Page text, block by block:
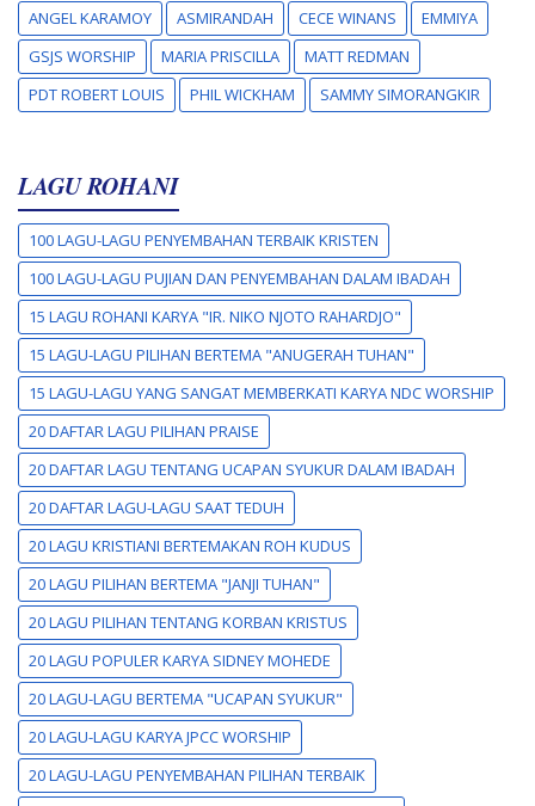
ANGEL KARAMOY
ASMIRANDAH CECE WINANS
EMMIYA
GSJS WORSHIP
MARIA PRISCILLA
MATT REDMAN
PDT ROBERT LOUIS
PHIL WICKHAM SAMMY SIMORANGKIR
LAGU ROHANI
100 LAGU-LAGU PENYEMBAHAN TERBAIK KRISTEN
100 LAGU-LAGU PUJIAN DAN PENYEMBAHAN DALAM IBADAH
15 LAGU ROHANI KARYA "IR. NIKO NJOTO RAHARDJO"
15 LAGU-LAGU PILIHAN BERTEMA "ANUGERAH TUHAN"
15 LAGU-LAGU YANG SANGAT MEMBERKATI KARYA NDC WORSHIP
20 DAFTAR LAGU PILIHAN PRAISE
20 DAFTAR LAGU TENTANG UCAPAN SYUKUR DALAM IBADAH
20 DAFTAR LAGU-LAGU SAAT TEDUH
20 LAGU KRISTIANI BERTEMAKAN ROH KUDUS
20 LAGU PILIHAN BERTEMA "JANJI TUHAN"
20 LAGU PILIHAN TENTANG KORBAN KRISTUS
20 LAGU POPULER KARYA SIDNEY MOHEDE
20 LAGU-LAGU BERTEMA "UCAPAN SYUKUR"
20 LAGU-LAGU KARYA JPCC WORSHIP
20 LAGU-LAGU PENYEMBAHAN PILIHAN TERBAIK